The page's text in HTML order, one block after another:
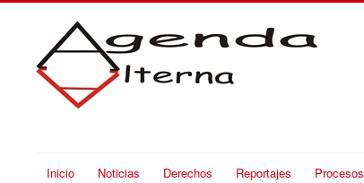
Inicio Noticias Derechos Reportajes Procesos